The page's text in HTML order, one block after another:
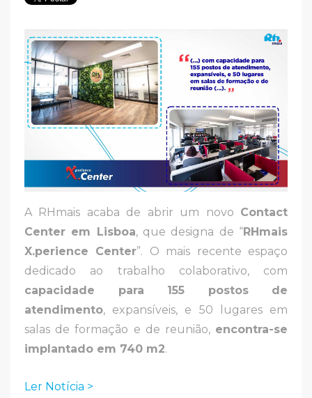
A RHmais acaba de abrir um novo Contact
Center em Lisboa, que designa de “RHmais
X.perience Center”. O mais recente espaço
dedicado ao trabalho colaborativo, com
capacidade para 155 postos de
atendimento, expansíveis, e 50 lugares em
salas de formação e de reunião, encontra-se
implantado em 740 m2.
Ler Notícia >